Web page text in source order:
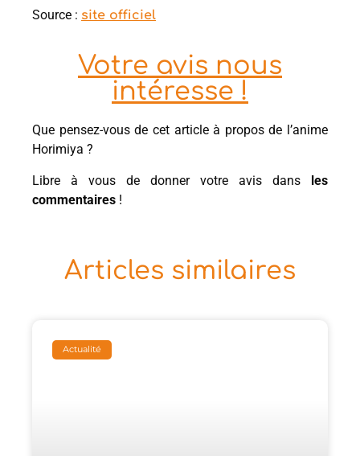
Source : site officiel
Votre avis nous
intéresse !
Que pensez-vous de cet article à propos de l’anime
Horimiya ?
Libre à vous de donner votre avis dans les
commentaires !
Articles similaires
Actualité